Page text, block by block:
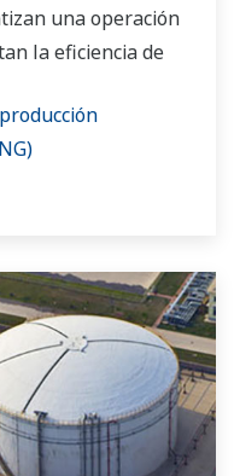
una operación
la eficiencia de